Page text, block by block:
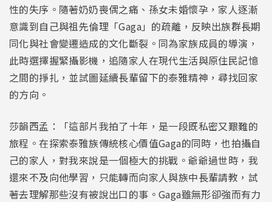
性的失序。隨著奶奶喪偶之痛、孫女未婚懷孕，家人逐漸
意識到自己與祖先倫理「Gaga」的疏離，反映出族群長期
同化與社會變遷造成的文化斷裂。同為家族成員的導演，
此時選擇握緊攝影機，追隨家人在現代生活與原住民記憶
之間的掙扎，並試圖延續長輩留下的泰雅精神，尋找回家
的方向。
莎韻西孟：「這部片我拍了十年，是一段既私密又艱難的
旅程。在探索泰雅族傳統核心價值Gaga的同時，也拍攝自
己的家人，對我來說是一個極大的挑戰。爺爺過世時，我
還來不及向他學習，只能轉而向家人與族中長輩請教，試
著去理解那些沒有被說出口的事。Gaga雖無形卻強而有力